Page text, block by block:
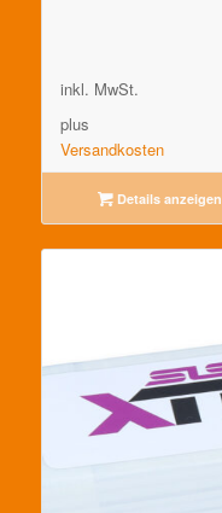
inkl. MwSt.
plus
Versandkosten
Details anzeigen